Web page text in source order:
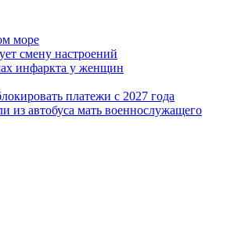
море
смену настроений
инфаркта у женщин
платежи с 2027 года
из автобуса мать военнослужащего